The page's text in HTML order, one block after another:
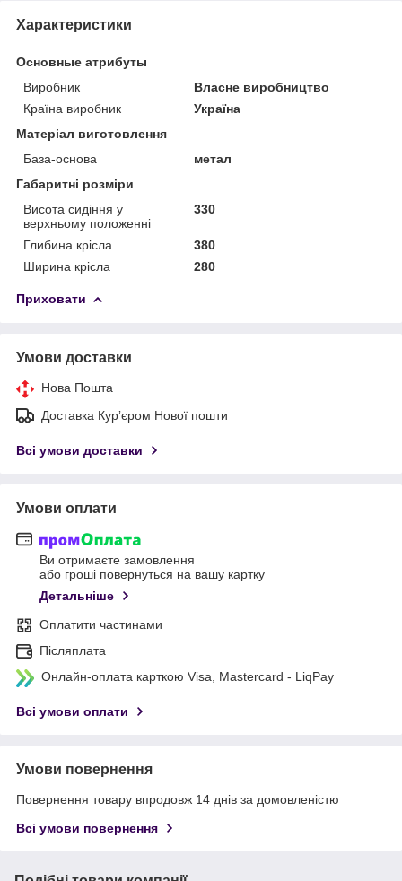
Характеристики
Основные атрибуты
Виробник
Власне виробництво
Країна виробник
Україна
Матеріал виготовлення
База-основа
метал
Габаритні розміри
Висота сидіння у
верхньому положенні
330
Глибина крісла
380
Ширина крісла
280
Приховати
Умови доставки
Нова Пошта
Доставка Курʼєром Нової пошти
Всі умови доставки
Умови оплати
Ви отримаєте замовлення
або гроші повернуться на вашу картку
Детальніше
Оплатити частинами
Післяплата
Онлайн-оплата карткою Visa, Mastercard - LiqPay
Всі умови оплати
Умови повернення
Повернення товару впродовж 14 днів за домовленістю
Всі умови повернення